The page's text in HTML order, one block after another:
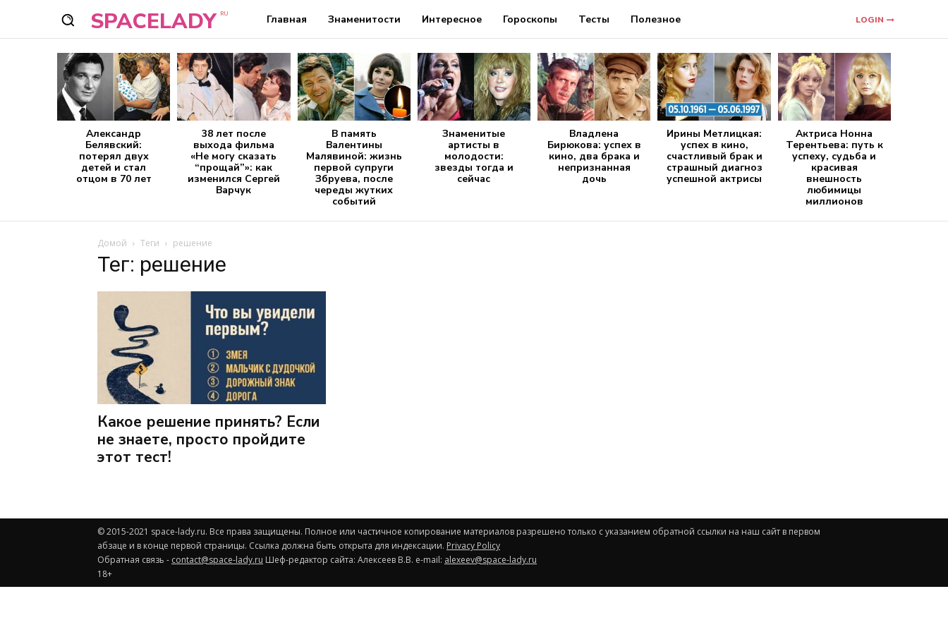
SPACELADY RU Главная Знаменитости Интересное Гороскопы Тесты Полезное LOGIN
Александр
Белявский:
потерял двух
детей и стал
отцом в 70 лет
38 лет после
выхода фильма
«Не могу сказать
“прощай”»: как
изменился Сергей
Варчук
В память
Валентины
Малявиной: жизнь
первой супруги
Збруева, после
череды жутких
событий
Знаменитые
артисты в
молодости:
звезды тогда и
сейчас
Владлена
Бирюкова: успех в
кино, два брака и
непризнанная
дочь
Ирины Метлицкая:
успех в кино,
счастливый брак и
страшный диагноз
успешной актрисы
Актриса Нонна
Терентьева: путь к
успеху, судьба и
красивая
внешность
любимицы
миллионов
Домой Теги решение
Тег: решение
Какое решение принять? Если
не знаете, просто пройдите
этот тест!
© 2015-2021 space-lady.ru. Все права защищены. Полное или частичное копирование материалов разрешено только с указанием обратной ссылки на наш сайт в первом
абзаце и в конце первой страницы. Ссылка должна быть открыта для индексации. Privacy Policy
Обратная связь - contact@space-lady.ru Шеф-редактор сайта: Алексеев В.В. e-mail: alexeev@space-lady.ru
18+